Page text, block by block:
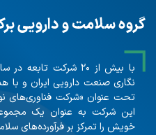
گروه سلامت و دارویی
نگاری صنعت دارویی ایران و با
تحت عنوان «شرکت فناوری‌های
این شرکت به عنوان یک
خویش را تمرکز بر فرآورده‌های